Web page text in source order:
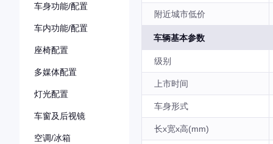
车身功能/配置
车内功能/配置
座椅配置
多媒体配置
灯光配置
车窗及后视镜
空调/冰箱
附近城市低价
车辆基本参数
级别
上市时间
车身形式
长x宽x高(mm)